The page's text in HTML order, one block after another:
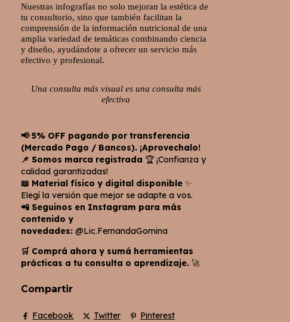
Nuestras infografías no solo mejoran la estética de
tu consultorio, sino que también facilitan la
comprensión de la información nutricional de una
amplia variedad de temáticas combinando ciencia
y diseño, ayudándote a ofrecer un servicio más
efectivo y profesional.
Una consulta más visual es una consulta más
efectiva
📢 5% OFF pagando por transferencia
(Mercado Pago / Bancos). ¡Aprovechalo!
📌 Somos marca registrada 🏆 ¡Confianza y
calidad garantizadas!
📖 Material físico y digital disponible ✨
Elegí la versión que mejor se adapte a vos.
📲 Seguinos en Instagram para más
contenido y
novedades: @Lic.FernandaGomina
🛒 Comprá ahora y sumá herramientas
prácticas a tu consulta o aprendizaje. 🚀
Compartir
Facebook Twitter Pinterest